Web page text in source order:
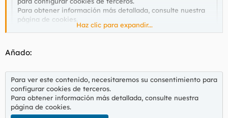
Para obtener información más detallada, consulte nuestra
página de cookies
Aceptar cookies de terceros
Haz clic para expandir...
Añado:
Para ver este contenido, necesitaremos su consentimiento para
configurar cookies de terceros.
Para obtener información más detallada, consulte nuestra
página de cookies.